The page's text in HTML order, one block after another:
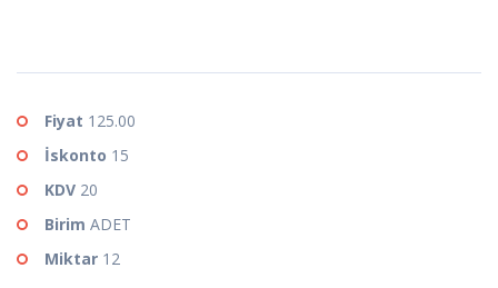
Fiyat 125.00
İskonto 15
KDV 20
Birim ADET
Miktar 12